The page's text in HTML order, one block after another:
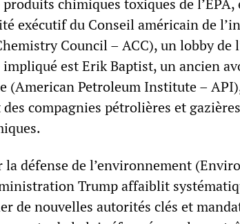
exécutif du Conseil américain de
Council – ACC), un lobby de
est Erik Baptist, un ancien
(American Petroleum Institute –
compagnies pétrolières et
la défense de l’environnement
Trump affaiblit
de nouvelles autorités clés et